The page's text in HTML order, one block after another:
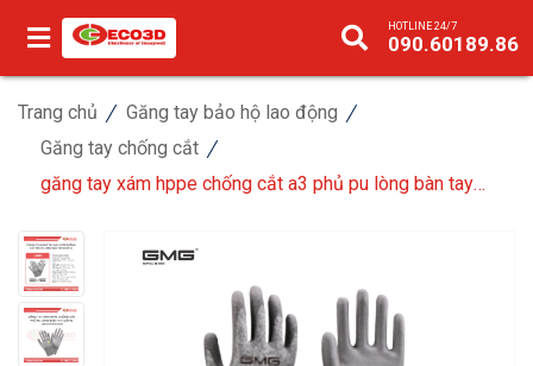
HOTLINE 24/7
090.60189.86
Trang chủ
Găng tay bảo hộ lao động
Găng tay chống cắt
găng tay xám hppe chống cắt a3 phủ pu lòng bàn tay